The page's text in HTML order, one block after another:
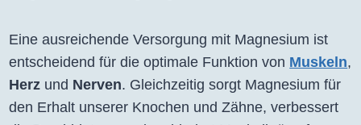
Eine ausreichende Versorgung mit Magnesium ist
entscheidend für die optimale Funktion von Muskeln,
Herz und Nerven. Gleichzeitig sorgt Magnesium für
den Erhalt unserer Knochen und Zähne, verbessert